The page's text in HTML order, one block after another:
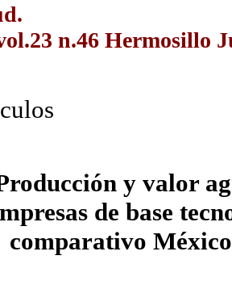
n.46 Hermosillo
y valor
de base
comparativo